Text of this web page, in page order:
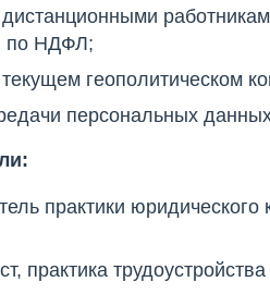
по НДФЛ;
геополитическом
персональных
практики юридического
практика